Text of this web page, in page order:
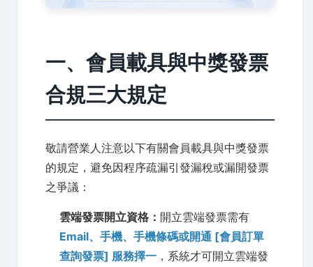
一、會員載具與中獎發票
合規三大規定
敬請營業人注意以下有關會員載具與中獎發票
的規定，避免因程序疏漏引發漏稅或漏開發票
之爭議：
雲端發票開立資格： 開立雲端發票需有
Email、手機、手機條碼或開通 [會員訂單
查詢發票] 服務擇一 ，系統才可開立雲端發